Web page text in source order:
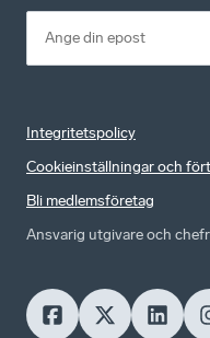
Integritetspolicy
Cookieinställningar och
Bli medlemsföretag
Ansvarig utgivare och